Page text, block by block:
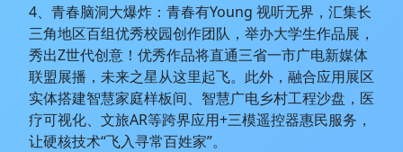
4、青春脑洞大爆炸：青春有Young 视听无界，汇集长
三角地区百组优秀校园创作团队，举办大学生作品展，
秀出Z世代创意！优秀作品将直通三省一市广电新媒体
联盟展播，未来之星从这里起飞。此外，融合应用展区
实体搭建智慧家庭样板间、智慧广电乡村工程沙盘，医
疗可视化、文旅AR等跨界应用+三模遥控器惠民服务，
让硬核技术“飞入寻常百姓家”。